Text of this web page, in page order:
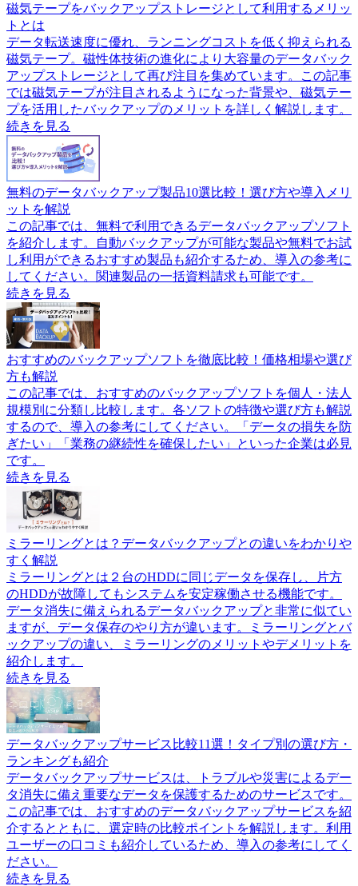
磁気テープをバックアップストレージとして利用するメリッ
トとは
データ転送速度に優れ、ランニングコストを低く抑えられる
磁気テープ。磁性体技術の進化により大容量のデータバック
アップストレージとして再び注目を集めています。この記事
では磁気テープが注目されるようになった背景や、磁気テー
プを活用したバックアップのメリットを詳しく解説します。
続きを見る
無料のデータバックアップ製品10選比較！選び方や導入メリ
ットを解説
この記事では、無料で利用できるデータバックアップソフト
を紹介します。自動バックアップが可能な製品や無料でお試
し利用ができるおすすめ製品も紹介するため、導入の参考に
してください。関連製品の一括資料請求も可能です。
続きを見る
おすすめのバックアップソフトを徹底比較！価格相場や選び
方も解説
この記事では、おすすめのバックアップソフトを個人・法人
規模別に分類し比較します。各ソフトの特徴や選び方も解説
するので、導入の参考にしてください。「データの損失を防
ぎたい」「業務の継続性を確保したい」といった企業は必見
です。
続きを見る
ミラーリングとは？データバックアップとの違いをわかりや
すく解説
ミラーリングとは２台のHDDに同じデータを保存し、片方
のHDDが故障してもシステムを安定稼働させる機能です。
データ消失に備えられるデータバックアップと非常に似てい
ますが、データ保存のやり方が違います。ミラーリングとバ
ックアップの違い、ミラーリングのメリットやデメリットを
紹介します。
続きを見る
データバックアップサービス比較11選！タイプ別の選び方・
ランキングも紹介
データバックアップサービスは、トラブルや災害によるデー
タ消失に備え重要なデータを保護するためのサービスです。
この記事では、おすすめのデータバックアップサービスを紹
介するとともに、選定時の比較ポイントを解説します。利用
ユーザーの口コミも紹介しているため、導入の参考にしてく
ださい。
続きを見る